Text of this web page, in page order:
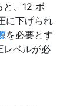
と、12 ボ
に下げられ
を必要とす
レベルが必